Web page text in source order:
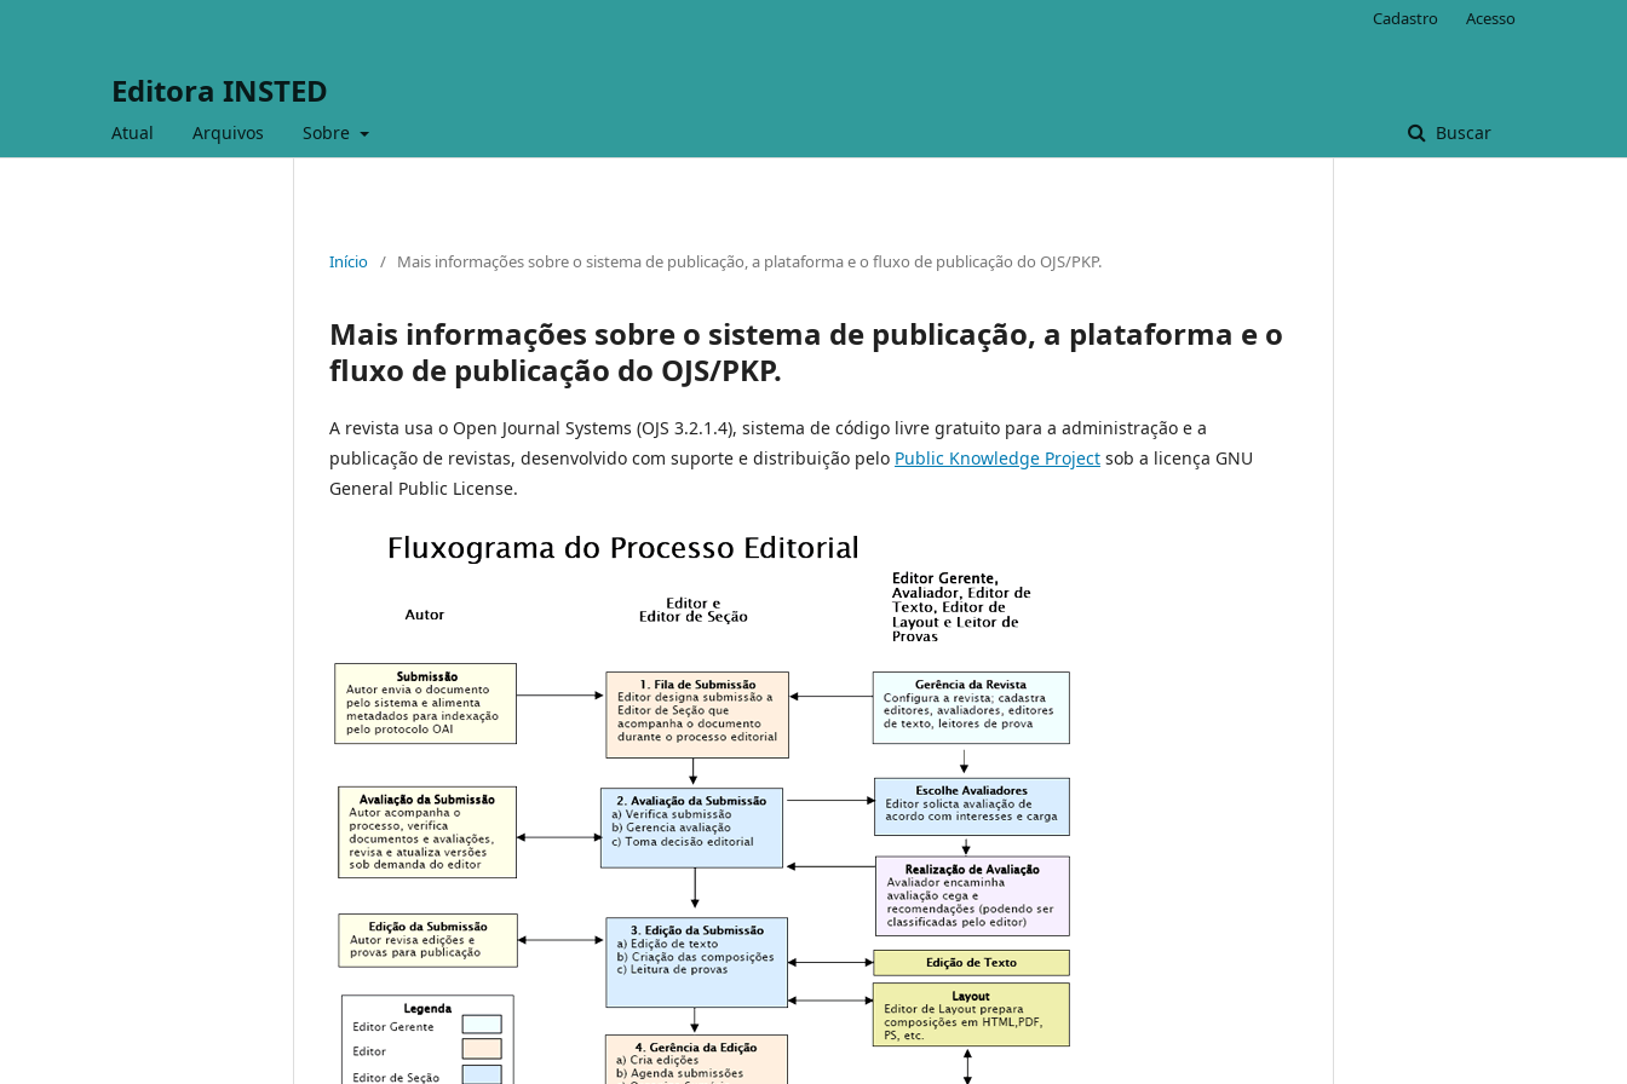
Editora INSTED
Atual Arquivos Sobre Buscar
Cadastro Acesso
Início / Mais informações sobre o sistema de publicação, a plataforma e o fluxo de publicação do OJS/PKP.
Mais informações sobre o sistema de publicação, a plataforma e o
fluxo de publicação do OJS/PKP.
A revista usa o Open Journal Systems (OJS 3.2.1.4), sistema de código livre gratuito para a administração e a
publicação de revistas, desenvolvido com suporte e distribuição pelo Public Knowledge Project sob a licença GNU
General Public License.